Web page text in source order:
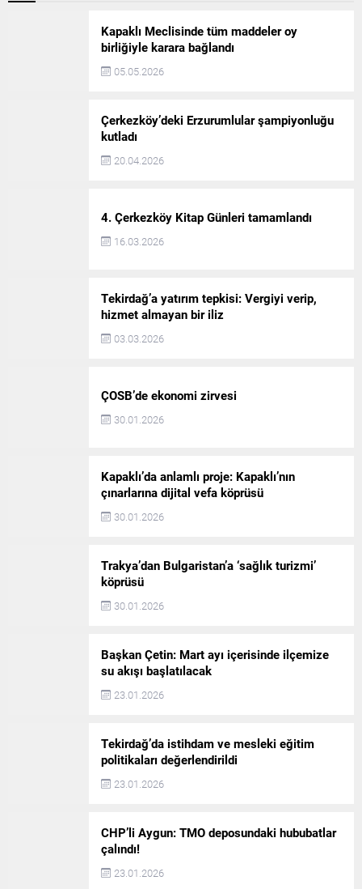
Kapaklı Meclisinde tüm maddeler oy
birliğiyle karara bağlandı
05.05.2026
Çerkezköy’deki Erzurumlular şampiyonluğu
kutladı
20.04.2026
4. Çerkezköy Kitap Günleri tamamlandı
16.03.2026
Tekirdağ’a yatırım tepkisi: Vergiyi verip,
hizmet almayan bir iliz
03.03.2026
ÇOSB’de ekonomi zirvesi
30.01.2026
Kapaklı’da anlamlı proje: Kapaklı’nın
çınarlarına dijital vefa köprüsü
30.01.2026
Trakya’dan Bulgaristan’a ‘sağlık turizmi’
köprüsü
30.01.2026
Başkan Çetin: Mart ayı içerisinde ilçemize
su akışı başlatılacak
23.01.2026
Tekirdağ’da istihdam ve mesleki eğitim
politikaları değerlendirildi
23.01.2026
CHP’li Aygun: TMO deposundaki hububatlar
çalındı!
23.01.2026